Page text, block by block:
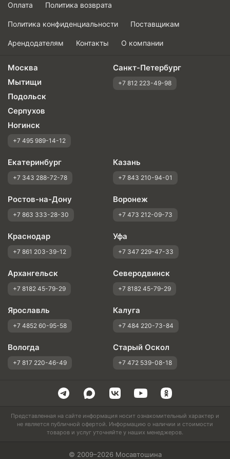
Оплата Политика возврата
Политика конфиденциальности Поставщикам
Арендодателям Контакты О компании
Москва
Мытищи
Подольск
Серпухов
Ногинск
+7 495 989-14-12
Санкт-Петербург
+7 812 223-49-98
Екатеринбург
+7 343 288-72-78
Казань
+7 843 210-94-01
Ростов-на-Дону
+7 863 333-28-30
Воронеж
+7 473 212-09-73
Краснодар
+7 861 203-39-12
Уфа
+7 347 229-47-33
Архангельск
+7 8182 45-79-29
Северодвинск
+7 8182 45-79-29
Ярославль
+7 4852 60-95-58
Калуга
+7 484 220-73-84
Вологда
+7 817 220-46-49
Старый Оскол
+7 472 539-08-18
Представленная на сайте информация носит ознакомительный характер и
не является публичной офертой. Информацию о наличии и стоимости
товаров и услуг уточняйте у наших менеджеров.
© 2009–2026 Мосавтошина